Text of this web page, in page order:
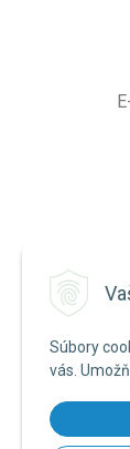
Súbory
vás.
Poučenie